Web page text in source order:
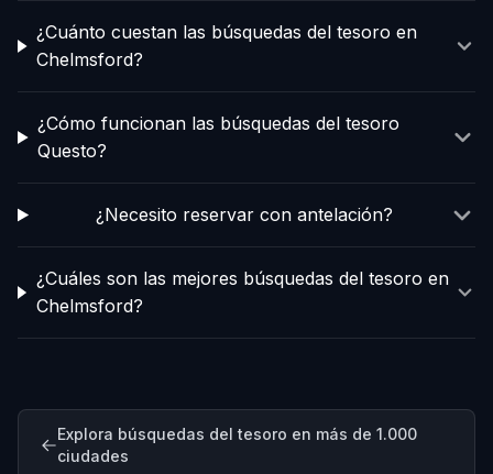
¿Cuánto cuestan las búsquedas del tesoro en
Chelmsford?
¿Cómo funcionan las búsquedas del tesoro
Questo?
¿Necesito reservar con antelación?
¿Cuáles son las mejores búsquedas del tesoro en
Chelmsford?
Explora búsquedas del tesoro en más de 1.000
ciudades